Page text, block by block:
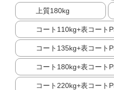
上質180kg
コート110kg+表コート
コート135kg+表コート
コート180kg+表コート
コート220kg+表コート